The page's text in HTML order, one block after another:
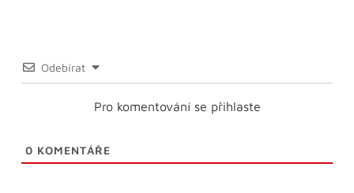
Odebírat
Pro komentování se přihlaste
0 KOMENTÁŘE